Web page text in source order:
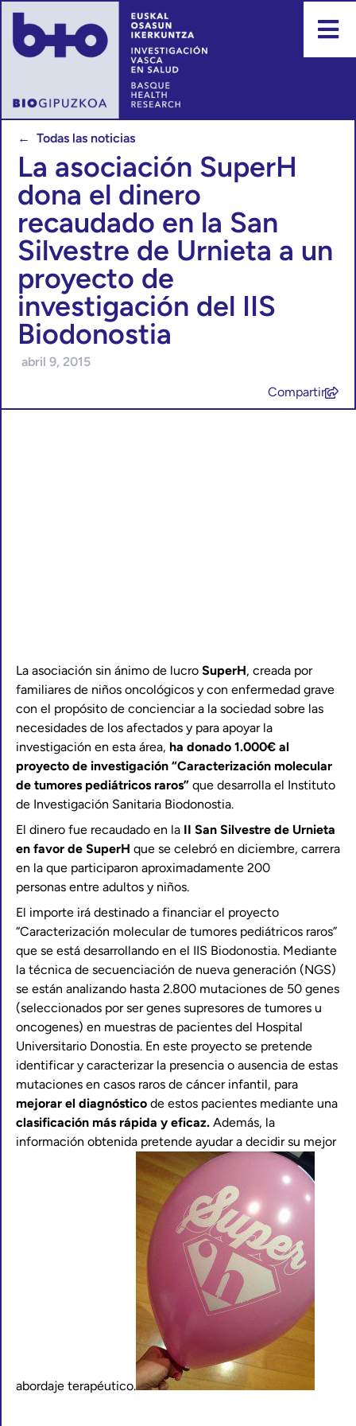
← Todas las noticias
La asociación SuperH
dona el dinero
recaudado en la San
Silvestre de Urnieta a un
proyecto de
investigación del IIS
Biodonostia
abril 9, 2015
Compartir
La asociación sin ánimo de lucro SuperH, creada por
familiares de niños oncológicos y con enfermedad grave
con el propósito de concienciar a la sociedad sobre las
necesidades de los afectados y para apoyar la
investigación en esta área, ha donado 1.000€ al
proyecto de investigación “Caracterización molecular
de tumores pediátricos raros” que desarrolla el Instituto
de Investigación Sanitaria Biodonostia.
El dinero fue recaudado en la II San Silvestre de Urnieta
en favor de SuperH que se celebró en diciembre, carrera
en la que participaron aproximadamente 200
personas entre adultos y niños.
El importe irá destinado a financiar el proyecto
“Caracterización molecular de tumores pediátricos raros”
que se está desarrollando en el IIS Biodonostia. Mediante
la técnica de secuenciación de nueva generación (NGS)
se están analizando hasta 2.800 mutaciones de 50 genes
(seleccionados por ser genes supresores de tumores u
oncogenes) en muestras de pacientes del Hospital
Universitario Donostia. En este proyecto se pretende
identificar y caracterizar la presencia o ausencia de estas
mutaciones en casos raros de cáncer infantil, para
mejorar el diagnóstico de estos pacientes mediante una
clasificación más rápida y eficaz. Además, la
información obtenida pretende ayudar a decidir su mejor
abordaje terapéutico.